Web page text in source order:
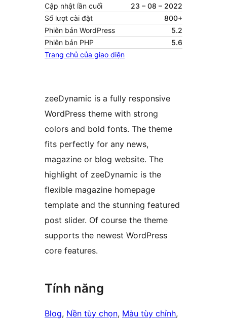
Cập nhật lần cuối
23 – 08 – 2022
Số lượt cài đặt
800+
Phiên bản WordPress
5.2
Phiên bản PHP
5.6
Trang chủ của giao diện
zeeDynamic is a fully responsive
WordPress theme with strong
colors and bold fonts. The theme
fits perfectly for any news,
magazine or blog website. The
highlight of zeeDynamic is the
flexible magazine homepage
template and the stunning featured
post slider. Of course the theme
supports the newest WordPress
core features.
Tính năng
Blog, Nền tùy chọn, Màu tùy chỉnh